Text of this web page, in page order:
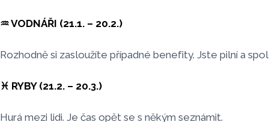
♒ VODNÁŘI (21.1. – 20.2.)
Rozhodně si zasloužíte případné benefity. Jste pilní a
♓ RYBY (21.2. – 20.3.)
Hurá mezi lidi. Je čas opět se s někým seznámit.